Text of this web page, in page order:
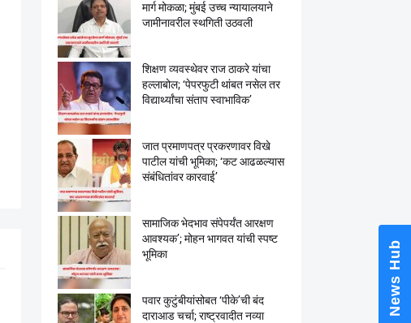
मार्ग मोकळा; मुंबई उच्च न्यायालयाने
जामीनावरील स्थगिती उठवली
शिक्षण व्यवस्थेवर राज ठाकरे यांचा
हल्लाबोल; ‘पेपरफुटी थांबत नसेल तर
विद्यार्थ्यांचा संताप स्वाभाविक’
जात प्रमाणपत्र प्रकरणावर विखे
पाटील यांची भूमिका; ‘कट आढळल्यास
संबंधितांवर कारवाई’
सामाजिक भेदभाव संपेपर्यंत आरक्षण
आवश्यक’; मोहन भागवत यांची स्पष्ट
भूमिका
पवार कुटुंबीयांसोबत ‘पीके’ची बंद
दाराआड चर्चा; राष्ट्रवादीत नव्या
News Hub